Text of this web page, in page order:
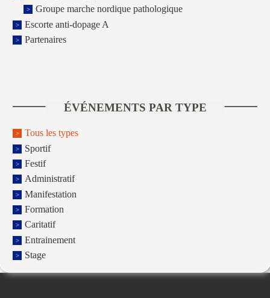
Groupe marche nordique pathologique
Escorte anti-dopage A
Partenaires
ÉVÉNEMENTS PAR TYPE
Tous les types
Sportif
Festif
Administratif
Manifestation
Formation
Caritatif
Entrainement
Stage